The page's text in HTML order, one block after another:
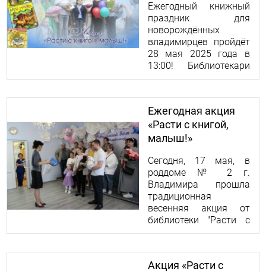
Ежегодный книжный
праздник для
новорождённых
владимирцев пройдёт
28 мая 2025 года в
13:00! Библиотекари
будут вручать
книги для первых
шагов в мир
литературы.
Ежегодная акция
«Расти с книгой,
малыш!»
Сегодня, 17 мая, в
роддоме № 2 г.
Владимира прошла
традиционная
весенняя акция от
библиотеки "Расти с
книгой, малыш!"
Акция «Расти с